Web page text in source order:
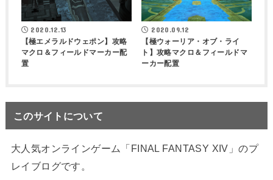
2020.12.13
【極エメラルドウェポン】攻略
マクロ＆フィールドマーカー配
置
2020.09.12
【極ウォーリア・オブ・ライ
ト】攻略マクロ＆フィールドマ
ーカー配置
このサイトについて
大人気オンラインゲーム「FINAL FANTASY XIV」のプ
レイブログです。